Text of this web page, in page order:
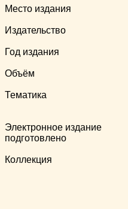
Место издания
Издательство
Год издания
Объём
Тематика
Электронное издание
подготовлено
Коллекция